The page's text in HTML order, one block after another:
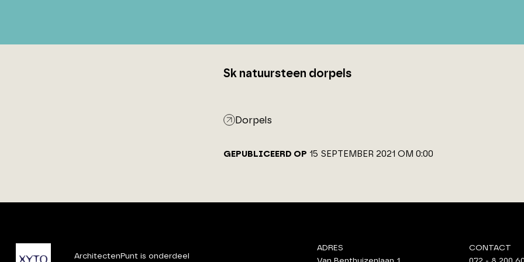
Sk natuursteen dorpels
Dorpels
GEPUBLICEERD OP 15 SEPTEMBER 2021 OM 0:00
ArchitectenPunt is onderdeel
ADRES
CONTACT